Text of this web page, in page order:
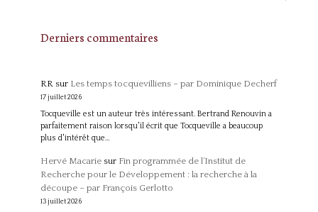
Derniers commentaires
RRsur Les temps tocquevilliens – par Dominique Decherf
17 juillet 2026
Tocqueville est un auteur très intéressant. Bertrand Renouvin a
parfaitement raison lorsqu'il écrit que Tocqueville a beaucoup
plus d'intérêt que…
Hervé Macariesur Fin programmée de l’Institut de
Recherche pour le Développement : la recherche à la
découpe – par François Gerlotto
13 juillet 2026